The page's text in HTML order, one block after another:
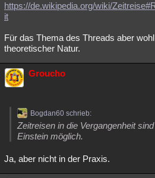
https://de.wikipedia.org/wiki/
it
Für das Thema des Threads aber
theoretischer Natur.
Groucho
Bogdan60 schrieb:
Zeitreisen in die Vergangenheit
Einstein möglich.
Ja, aber nicht in der Praxis.